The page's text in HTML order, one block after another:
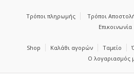
Τρόποι πληρωμής Τρόποι
Επικοινωνία
Shop Καλάθι αγορών Ταμείο
Ο λογαριασμός